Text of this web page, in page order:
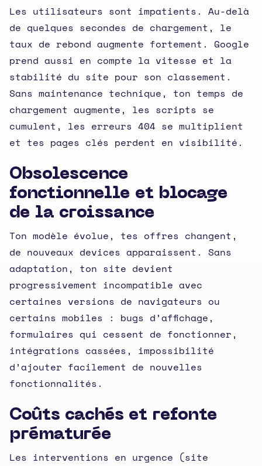
Les utilisateurs sont impatients. Au-delà
de quelques secondes de chargement, le
taux de rebond augmente fortement. Google
prend aussi en compte la vitesse et la
stabilité du site pour son classement.
Sans maintenance technique, ton temps de
chargement augmente, les scripts se
cumulent, les erreurs 404 se multiplient
et tes pages clés perdent en visibilité.
Obsolescence
fonctionnelle et blocage
de la croissance
Ton modèle évolue, tes offres changent,
de nouveaux devices apparaissent. Sans
adaptation, ton site devient
progressivement incompatible avec
certaines versions de navigateurs ou
certains mobiles : bugs d’affichage,
formulaires qui cessent de fonctionner,
intégrations cassées, impossibilité
d’ajouter facilement de nouvelles
fonctionnalités.
Coûts cachés et refonte
prématurée
Les interventions en urgence (site